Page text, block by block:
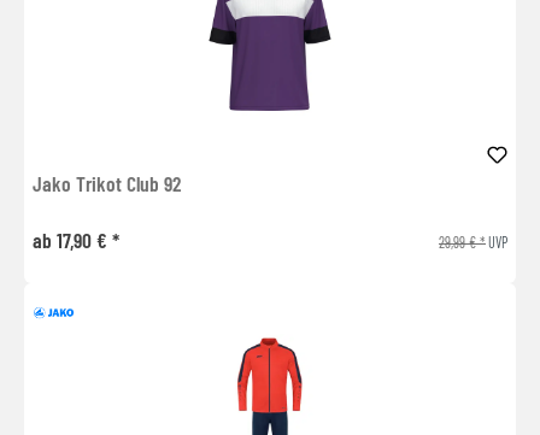
Jako Trikot Club 92
ab 17,90 € * 29,99 € *UVP